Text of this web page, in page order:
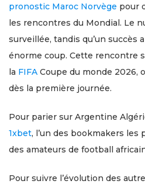
pronostic Maroc Norvège pour
les rencontres du Mondial. Le
surveillée, tandis qu’un succès
énorme coup. Cette rencontre
la FIFA Coupe du monde 2026,
dès la première journée.
Pour parier sur Argentine
1xbet, l’un des bookmakers les
des amateurs de football
Pour suivre l’évolution des